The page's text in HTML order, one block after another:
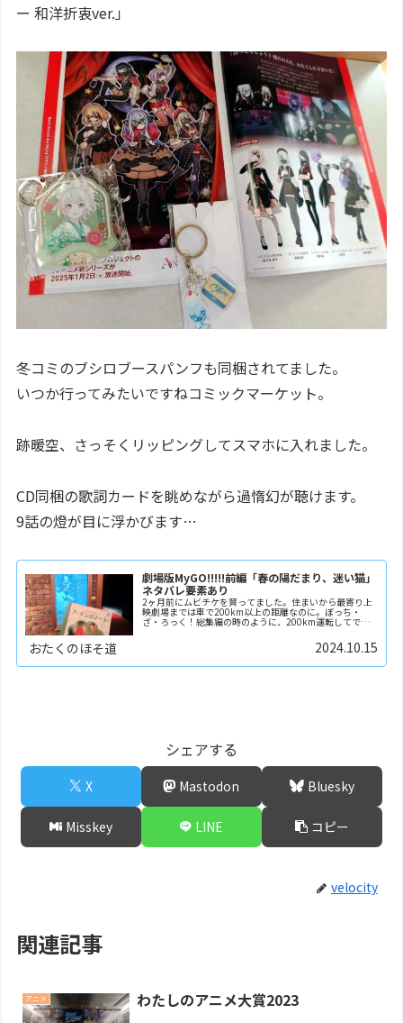
ー 和洋折衷ver.」
冬コミのブシロブースパンフも同梱されてました。
いつか行ってみたいですねコミックマーケット。
跡暖空、さっそくリッピングしてスマホに入れました。
CD同梱の歌詞カードを眺めながら過惰幻が聴けます。
9話の燈が目に浮かびます…
劇場版MyGO!!!!!前編「春の陽だまり、迷い猫」
ネタバレ要素あり
2ヶ月前にムビチケを買ってました。住まいから最寄り上
映劇場までは車で200km以上の距離なのに。ぼっち・
ざ・ろっく！総集編の時のように、200km運転してでも
が入りました。旅程を見ると、途中下車すればいく...
おたくのほそ道 2024.10.15
シェアする
X Mastodon Bluesky
Misskey LINE コピー
velocity
関連記事
アニメ わたしのアニメ大賞2023